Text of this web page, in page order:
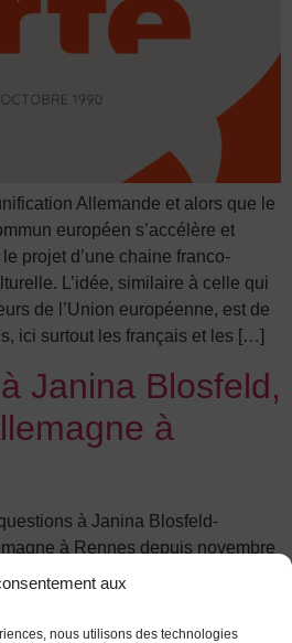
aux
nous utilisons des technologies
Allemande et alors que le
européen s’accélère et
projet d’une chaine franco-
L’idée, similaire à celle qui
de l’Union européenne, est de
ici surtout les français et les […]
Janina Blosfeld,
à
à Janina Blosfeld-
à Rennes depuis novembre
rôle, nous parle de son
sa vision de l’avenir de l’Union
votre fonction en tant que